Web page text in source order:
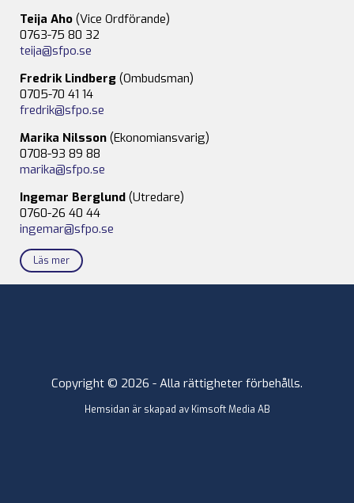
Teija Aho (Vice Ordförande)
0763-75 80 32
teija@sfpo.se
Fredrik Lindberg (Ombudsman)
0705-70 41 14
fredrik@sfpo.se
Marika Nilsson (Ekonomiansvarig)
0708-93 89 88
marika@sfpo.se
Ingemar Berglund (Utredare)
0760-26 40 44
ingemar@sfpo.se
Läs mer
Copyright © 2026 - Alla rättigheter förbehålls.
Hemsidan är skapad av Kimsoft Media AB